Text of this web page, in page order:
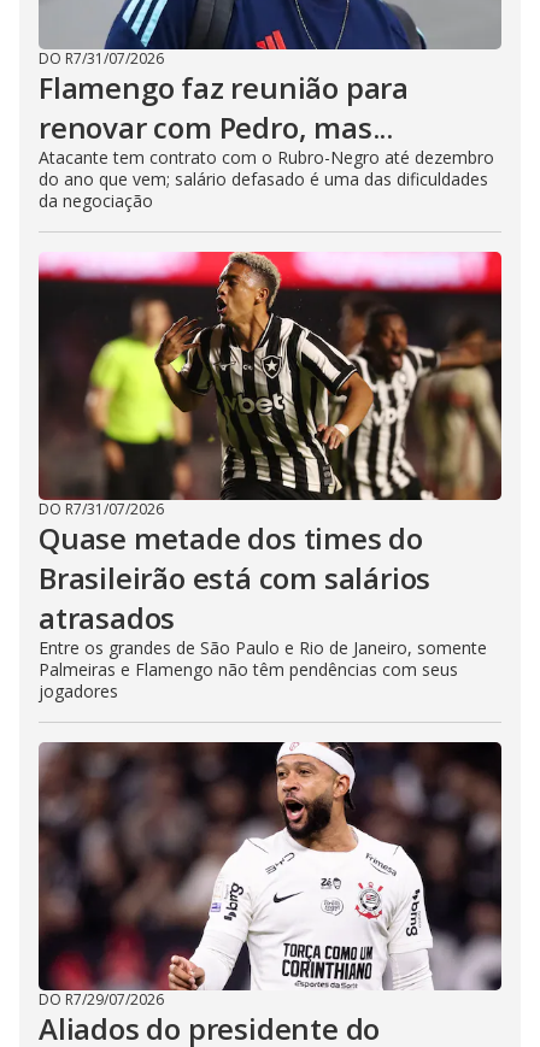
DO R7/31/07/2026
Flamengo faz reunião para
renovar com Pedro, mas...
Atacante tem contrato com o Rubro-Negro até dezembro
do ano que vem; salário defasado é uma das dificuldades
da negociação
DO R7/31/07/2026
Quase metade dos times do
Brasileirão está com salários
atrasados
Entre os grandes de São Paulo e Rio de Janeiro, somente
Palmeiras e Flamengo não têm pendências com seus
jogadores
DO R7/29/07/2026
Aliados do presidente do